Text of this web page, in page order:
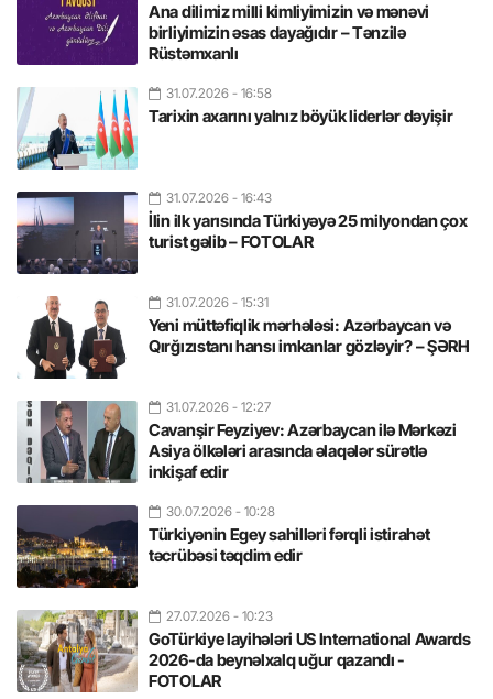
Ana dilimiz milli kimliyimizin və mənəvi
birliyimizin əsas dayağıdır – Tənzilə
Rüstəmxanlı
31.07.2026 - 16:58
Tarixin axarını yalnız böyük liderlər dəyişir
31.07.2026 - 16:43
İlin ilk yarısında Türkiyəyə 25 milyondan çox
turist gəlib – FOTOLAR
31.07.2026 - 15:31
Yeni müttəfiqlik mərhələsi: Azərbaycan və
Qırğızıstanı hansı imkanlar gözləyir? – ŞƏRH
31.07.2026 - 12:27
Cavanşir Feyziyev: Azərbaycan ilə Mərkəzi
Asiya ölkələri arasında əlaqələr sürətlə
inkişaf edir
30.07.2026 - 10:28
Türkiyənin Egey sahilləri fərqli istirahət
təcrübəsi təqdim edir
27.07.2026 - 10:23
GoTürkiye layihələri US International Awards
2026-da beynəlxalq uğur qazandı -
FOTOLAR